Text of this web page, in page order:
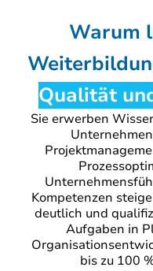
Warum
Qualität
Sie erwerben
Kompetenzen
deutlich und
Aufgaben in
bis zu 100